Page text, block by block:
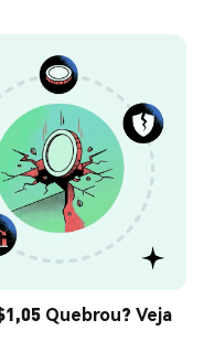
Quebrou? Veja